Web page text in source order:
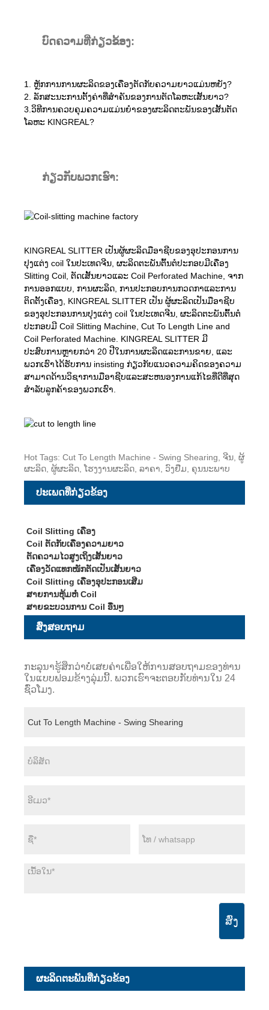
ບົດຄວາມທີ່ກ່ຽວຂ້ອງ:
1. ຫຼັກການການຜະລິດຂອງເຄື່ອງຕັດກັບຄວາມຍາວແມ່ນຫຍັງ?
2. ລັກສະນະການຕັ້ງຄ່າທີ່ສໍາຄັນຂອງການຕັດໂລຫະເສັ້ນຍາວ?
3.ວິທີການຄວບຄຸມຄວາມແມ່ນຍໍາຂອງຜະລິດຕະພັນຂອງເສັ້ນຕັດ
ໂລຫະ KINGREAL?
ກ່ຽວ​ກັບ​ພວກ​ເຮົາ​:
KINGREAL SLITTER ເປັນຜູ້ຜະລິດມືອາຊີບຂອງອຸປະກອນການ
ປຸງແຕ່ງ coil ໃນປະເທດຈີນ, ຜະລິດຕະພັນຕົ້ນຕໍປະກອບມີເຄື່ອງ
Slitting Coil, ຕັດເສັ້ນຍາວແລະ Coil Perforated Machine, ຈາກ
ການອອກແບບ, ການຜະລິດ, ການປະກອບການກວດກາແລະການ
ຕິດຕັ້ງເຄື່ອງ, KINGREAL SLITTER ເປັນ ຜູ້ຜະລິດເປັນມືອາຊີບ
ຂອງອຸປະກອນການປຸງແຕ່ງ coil ໃນປະເທດຈີນ, ຜະລິດຕະພັນຕົ້ນຕໍ
ປະກອບມີ Coil Slitting Machine, Cut To Length Line and
Coil Perforated Machine. KINGREAL SLITTER ມີ
ປະສົບການຫຼາຍກວ່າ 20 ປີໃນການຜະລິດແລະການຂາຍ, ແລະ
ພວກເຮົາໄດ້ຮັບການ insisting ກ່ຽວກັບແນວຄວາມຄິດຂອງຄວາມ
ສາມາດດ້ານວິຊາການມືອາຊີບແລະສະຫນອງການແກ້ໄຂທີ່ດີທີ່ສຸດ
ສໍາລັບລູກຄ້າຂອງພວກເຮົາ.
Hot Tags: Cut To Length Machine - Swing Shearing, ຈີນ, ຜູ້
ຜະລິດ, ຜູ້ຜະລິດ, ໂຮງງານຜະລິດ, ລາຄາ, ວົງຢືມ, ຄຸນນະພາບ
ປະເພດທີ່ກ່ຽວຂ້ອງ
Coil Slitting ເຄື່ອງ
Coil ຕັດກັບເຄື່ອງຄວາມຍາວ
ຕັດຄວາມໄວສູງເຖິງເສັ້ນຍາວ
ເຄື່ອງວັດແທກໜັກຕັດເປັນເສັ້ນຍາວ
Coil Slitting ເຄື່ອງອຸປະກອນເສີມ
ສາຍການຫຸ້ມຫໍ່ Coil
ສາຍຂະບວນການ Coil ອື່ນໆ
ສົ່ງສອບຖາມ
ກະລຸນາຮູ້ສຶກວ່າບໍ່ເສຍຄ່າເພື່ອໃຫ້ການສອບຖາມຂອງທ່ານ
ໃນແບບຟອມຂ້າງລຸ່ມນີ້. ພວກເຮົາຈະຕອບກັບທ່ານໃນ 24
ຊົ່ວໂມງ.
ສົ່ງ
ຜະ​ລິດ​ຕະ​ພັນ​ທີ່​ກ່ຽວ​ຂ້ອງ